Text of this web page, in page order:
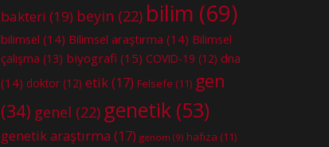
bakteri (19) beyin (22) bilim (69)
bilimsel (14) Bilimsel araştırma (14) Bilimsel
çalışma (13) biyografi (15) COVID-19 (12) dna
(14) doktor (12) etik(17) Felsefe (11) gen
(34) genel (22) genetik (53)
genetik araştırma (17) genom (9) hafıza (11)